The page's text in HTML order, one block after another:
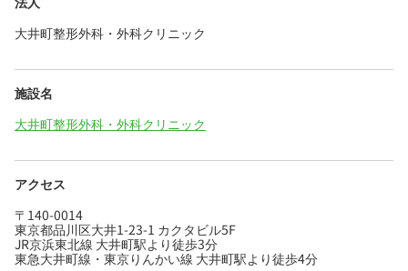
大井町整形外科・外科クリニック
施設名
大井町整形外科・外科クリニック
アクセス
〒140-0014
東京都品川区大井1-23-1 カクタビル5F
JR京浜東北線 大井町駅より徒歩3分
東急大井町線・東京りんかい線 大井町駅より徒歩4分